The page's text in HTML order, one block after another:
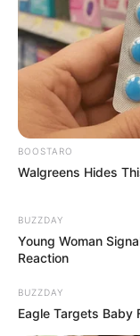
BOOSTARO
Walgreens Hides
BUZZDAY
Young Woman
Reaction
BUZZDAY
Eagle Targets